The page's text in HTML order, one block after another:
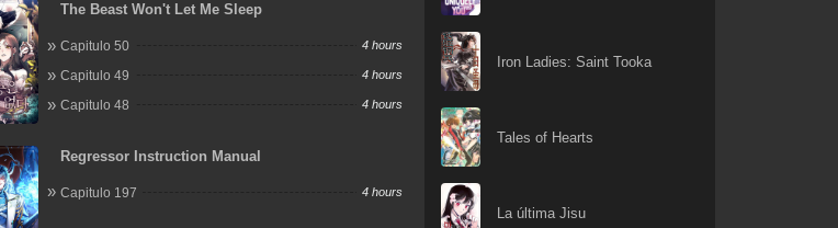
The Beast Won't Let Me Sleep
Capitulo 50 4 hours
Capitulo 49 4 hours
Capitulo 48 4 hours
Regressor Instruction Manual
Capitulo 197 4 hours
Iron Ladies: Saint Tooka
Tales of Hearts
La última Jisu